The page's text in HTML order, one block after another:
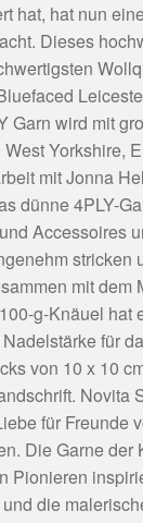
hat, hat nun
Dieses
Garn wird mit
Yorkshire,
mit Jonna
dünne 4PLY-
Accessoires
stricken
mit dem
g-Knäuel hat
für
von 10 x 10
Novita
für Freunde
Die Garne der
Pionieren
die